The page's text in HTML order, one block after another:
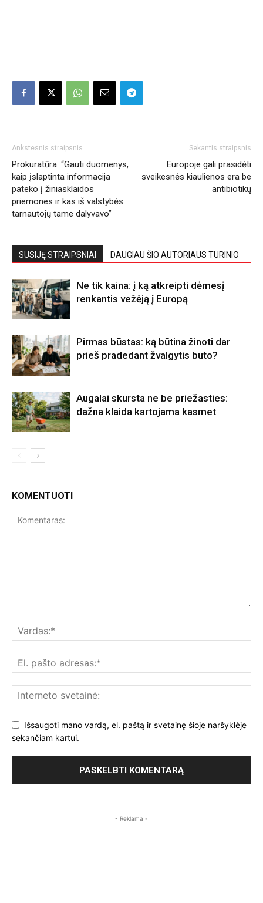
Ankstesnis straipsnis
Prokuratūra: “Gauti duomenys,
kaip įslaptinta informacija
pateko į žiniasklaidos
priemones ir kas iš valstybės
tarnautojų tame dalyvavo”
Sekantis straipsnis
Europoje gali prasidėti
sveikesnės kiaulienos era be
antibiotikų
SUSIJĘ STRAIPSNIAI DAUGIAU ŠIO AUTORIAUS TURINIO
Ne tik kaina: į ką atkreipti dėmesį
renkantis vežėją į Europą
Pirmas būstas: ką būtina žinoti dar
prieš pradedant žvalgytis buto?
Augalai skursta ne be priežasties:
dažna klaida kartojama kasmet
KOMENTUOTI
Išsaugoti mano vardą, el. paštą ir svetainę šioje naršyklėje
sekančiam kartui.
- Reklama -